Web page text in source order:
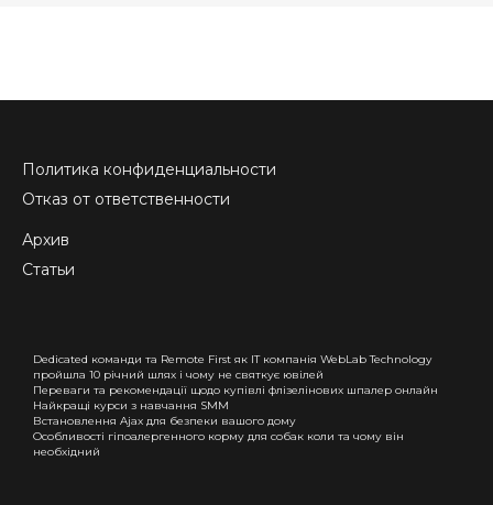
Политика конфиденциальности
Отказ от ответственности
Архив
Статьи
Dedicated команди та Remote First як IT компанія WebLab Technology
пройшла 10 річний шлях і чому не святкує ювілей
Переваги та рекомендації щодо купівлі флiзелінових шпалер онлайн
Найкращі курси з навчання SMM
Встановлення Ajax для безпеки вашого дому
Особливості гіпоалергенного корму для собак коли та чому він
необхідний